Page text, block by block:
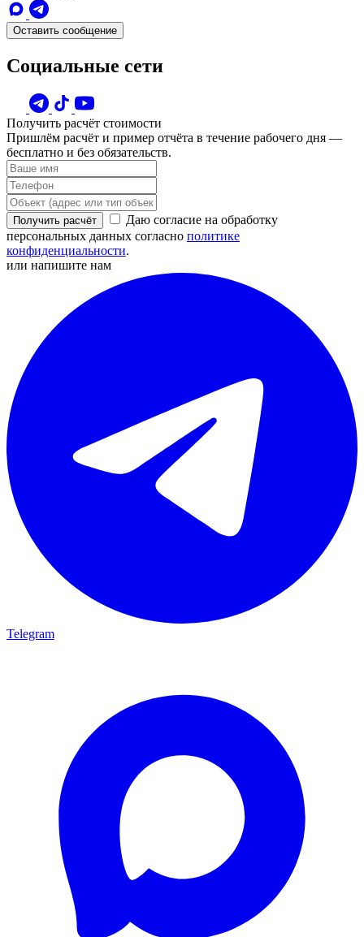
Оставить сообщение
Социальные сети
Получить расчёт стоимости
Пришлём расчёт и пример отчёта в течение рабочего дня —
бесплатно и без обязательств.
Получить расчёт
Даю согласие на обработку
персональных данных согласно политике
конфиденциальности.
или напишите нам
Telegram